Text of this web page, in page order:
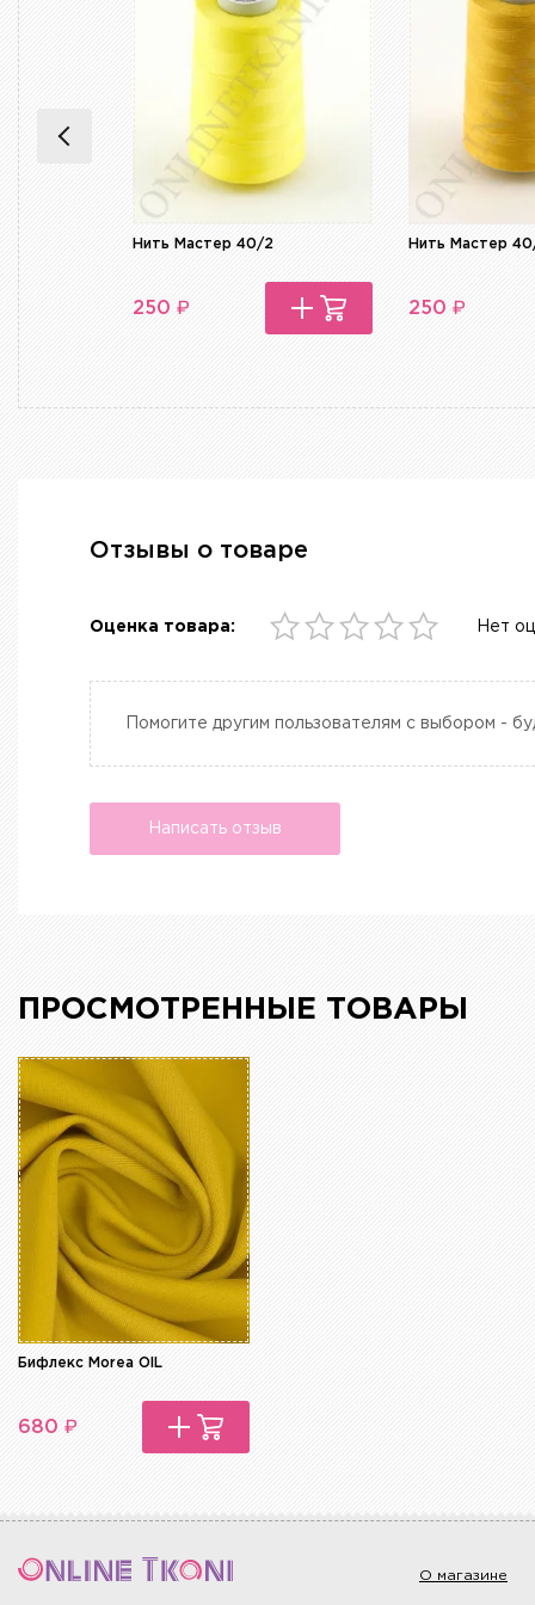
Нить Мастер 40/2
250 ₽
Нить Мастер
250 ₽
Отзывы о товаре
Оценка товара: Нет
Помогите другим пользователям с выбором -
Написать отзыв
ПРОСМОТРЕННЫЕ ТОВАРЫ
Бифлекс Morea OIL
680 ₽
О магазине